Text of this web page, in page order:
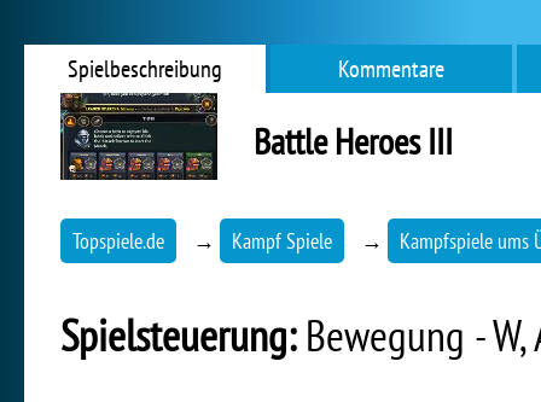
Spielbeschreibung Kommentare
Battle Heroes III
Topspiele.de → Kampf Spiele → Kampfspiele ums
Spielsteuerung:Bewegung - W,